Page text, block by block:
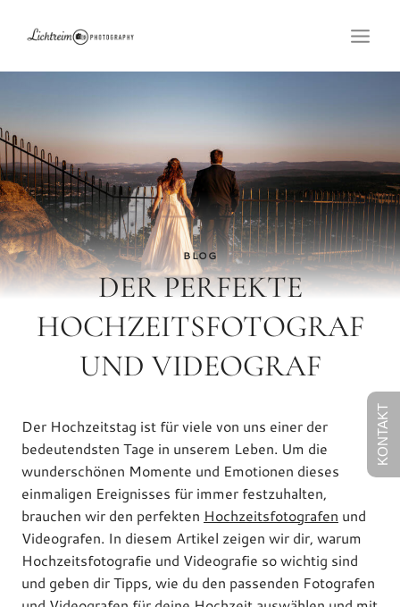
Inhalt
BLOG
DER PERFEKTE
HOCHZEITSFOTOGRAF
UND VIDEOGRAF
Der Hochzeitstag ist für viele von uns einer der
bedeutendsten Tage in unserem Leben. Um die
wunderschönen Momente und Emotionen dieses
einmaligen Ereignisses für immer festzuhalten,
brauchen wir den perfekten Hochzeitsfotografen und
Videografen. In diesem Artikel zeigen wir dir, warum
Hochzeitsfotografie und Videografie so wichtig sind
und geben dir Tipps, wie du den passenden Fotografen
KONTAKT